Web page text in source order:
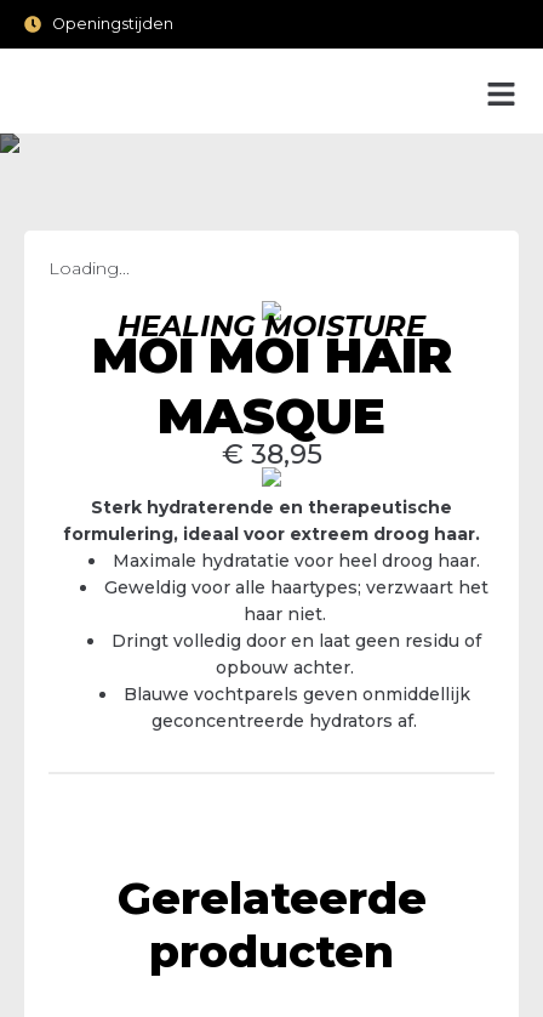
Openingstijden
Loading...
HEALING MOISTURE
MOI MOI HAIR
MASQUE
€ 38,95
Sterk hydraterende en therapeutische
formulering, ideaal voor extreem droog haar.
Maximale hydratatie voor heel droog haar.
Geweldig voor alle haartypes; verzwaart het
haar niet.
Dringt volledig door en laat geen residu of
opbouw achter.
Blauwe vochtparels geven onmiddellijk
geconcentreerde hydrators af.
Gerelateerde
producten